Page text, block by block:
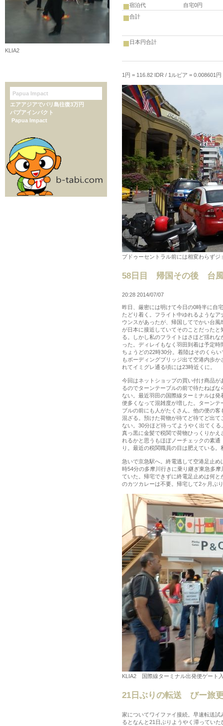
宿泊代
自宅0円
合計
日本円合計
1円 = 116.82 IDR / 1ルピア = 0.008601
プドゥーセントラル前には相変わらず
58日目 帰国その後 台風
20:28 2014/07/07
昨日、厳密には明けて今日の0時半に自
たどり着く。フライト中ゆれるようなア
ウンスがあったが、帰国してでかい台風
が日本に接近していてそのことだったと
る。しかし私のフライトはさほど揺れな
った。ディレイもなく羽田到着は予定時
ちょうどの22時30分。着陸はそのくらい
もボーディングブリッジ出て空港内歩か
れてイミグレ通る頃には23時近くに。
今回はネットショップの買い付け商品が
るのでターンテーブルの前で待たねばな
ない。最近羽田の国際線ターミナルは発
便多くなって混雑度が増した。ターンテ
ブルの前にも人がたくさん。他の便の客
混ざる。預けた荷物が待てど待てど出て
ない。30分ほど待ってようやく出てくる
真っ黒に金髪で税関で荷物ひっくりかえ
れるかと思うもほぼノーチェックの素通
り。最近の税関職員の目は肥えている
急いで京急駅へ。終電逃して空港足止
時54分の多摩川行きに乗り継ぎ東急多
ていた。帰宅できずに終電足止めは何
のカツカレーは不要。帰宅して2ヶ月ぶ
KLIA2 国際線ターミナル出発便ゲート
21日ぶりの転送 びー旅
家についてワイファイ接続。早速転送試
るとなんと21日ぶりようやく滞っていた
KLIA2
Papua Impact
エアアジアでバリ島往復3万円
パプアインパクト
Papua Impact